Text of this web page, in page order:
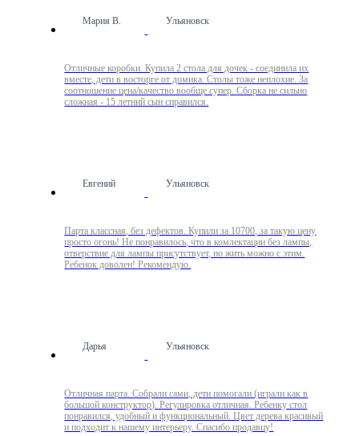
Мария В. Ульяновск
Отличные коробки. Купила 2 стола для дочек - соединила их
вместе, дети в восторге от домика. Столы тоже неплохие. За
соотношение цена/качество вообще супер. Сборка не сильно
сложная - 15 летний сын справился.
Евгений Ульяновск
Парта классная, без дефектов. Купили за 10700, за такую цену
просто огонь! Не понравилось, что в комлектации без лампы,
отверствие для лампы присутствует, но жить можно с этим.
Ребенок доволен! Рекомендую.
Дарья Ульяновск
Отличная парта. Собрали сами, дети помогали (играли как в
большой конструктор). Регулировка отличная. Ребенку стол
понравился, удобный и функциональный. Цвет дерева красивый
и подходит к нашему интерьеру. Спасибо продавцу!